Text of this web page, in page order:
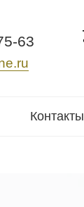
63
Контакты